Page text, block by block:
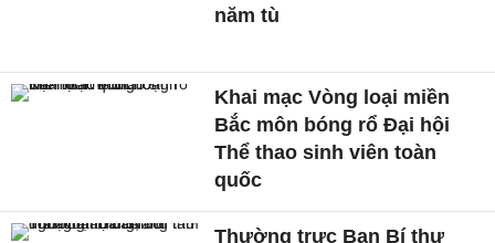
năm tù
Khai mạc Vòng loại miền
Bắc môn bóng rổ Đại hội
Thể thao sinh viên toàn
quốc
Thường trực Ban Bí thư